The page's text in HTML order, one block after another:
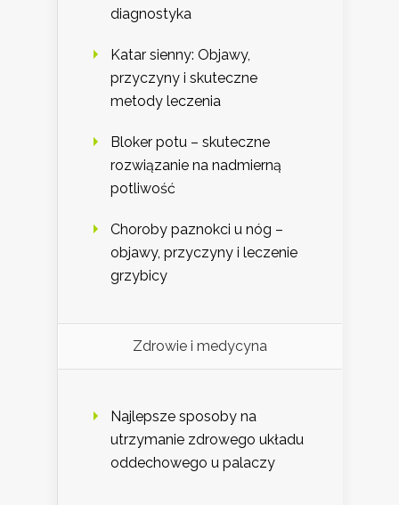
diagnostyka
Katar sienny: Objawy,
przyczyny i skuteczne
metody leczenia
Bloker potu – skuteczne
rozwiązanie na nadmierną
potliwość
Choroby paznokci u nóg –
objawy, przyczyny i leczenie
grzybicy
Zdrowie i medycyna
Najlepsze sposoby na
utrzymanie zdrowego układu
oddechowego u palaczy